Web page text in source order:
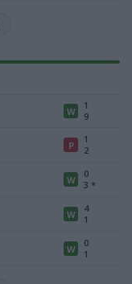
W
1
9
P
1
2
W
0
3 *
W
4
1
W
0
1